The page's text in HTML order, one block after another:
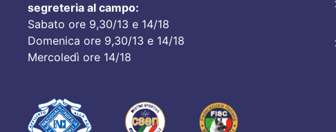
segreteria al campo:
Sabato ore 9,30/13 e 14/18
Domenica ore 9,30/13 e 14/18
Mercoledì ore 14/18